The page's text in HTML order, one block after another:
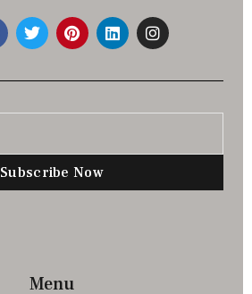
Subscribe Now
Menu